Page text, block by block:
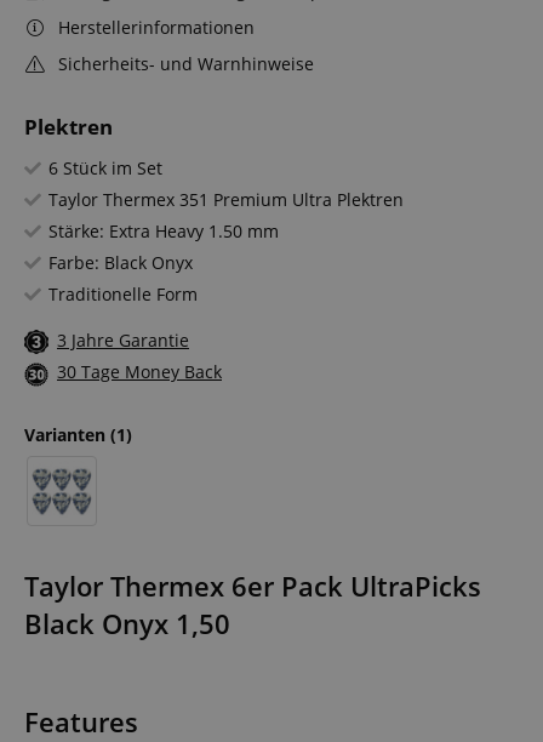
Plektren
6 Stück im Set
Taylor Thermex 351 Premium Ultra Plektren
Stärke: Extra Heavy 1.50 mm
Farbe: Black Onyx
Traditionelle Form
3 Jahre Garantie
30 Tage Money Back
Varianten (1)
Herstellerinformationen
Sicherheits- und Warnhinweise
Taylor Thermex 6er Pack UltraPicks
Black Onyx 1,50
Features